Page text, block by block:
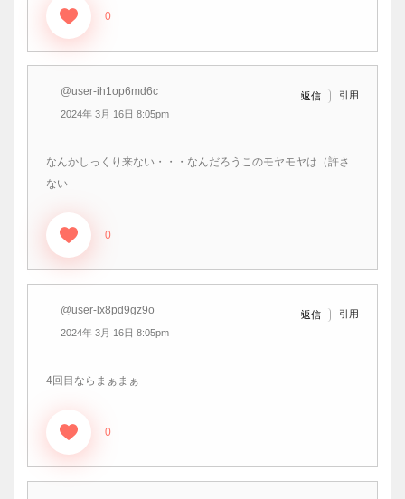
0
@user-ih1op6md6c
2024年 3月 16日 8:05pm
返信 引用
なんかしっくり来ない・・・なんだろうこのモヤモヤは（許さ
ない
0
@user-lx8pd9gz9o
2024年 3月 16日 8:05pm
返信 引用
4回目ならまぁまぁ
0